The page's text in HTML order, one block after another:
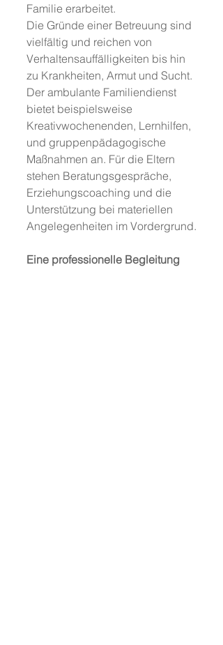
Familie erarbeitet.
Die Gründe einer Betreuung sind
vielfältig und reichen von
Verhaltensauffälligkeiten bis hin
zu Krankheiten, Armut und Sucht.
Der ambulante Familiendienst
bietet beispielsweise
Kreativwochenenden, Lernhilfen,
und gruppenpädagogische
Maßnahmen an. Für die Eltern
stehen Beratungsgespräche,
Erziehungscoaching und die
Unterstützung bei materiellen
Angelegenheiten im Vordergrund.
Eine professionelle Begleitung